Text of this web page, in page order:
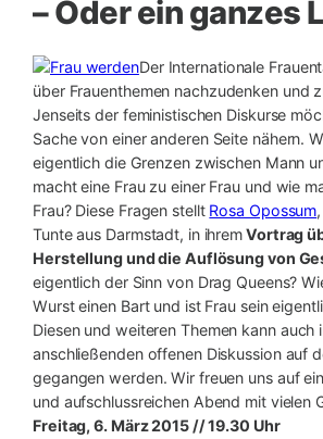
– Oder ein ganzes
Der Internationale
über Frauenthemen nachzudenken und
Jenseits der feministischen Diskurse
Sache von einer anderen Seite nähern.
eigentlich die Grenzen zwischen Mann
macht eine Frau zu einer Frau und wie
Frau? Diese Fragen stellt Rosa Opossum
Tunte aus Darmstadt, in ihremVortrag
Herstellung und die Auflösung von
eigentlich der Sinn von Drag Queens?
Wurst einen Bart und ist Frau sein
Diesen und weiteren Themen kann auch
anschließenden offenen Diskussion auf
gegangen werden. Wir freuen uns auf
und aufschlussreichen Abend mit vielen
Freitag, 6. März 2015 // 19.30 Uhr